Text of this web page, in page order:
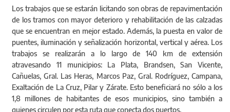
Los trabajos que se estarán licitando son obras de repavimentación
de los tramos con mayor deterioro y rehabilitación de las calzadas
que se encuentran en mejor estado. Además, la puesta en valor de
puentes, iluminación y señalización horizontal, vertical y aérea. Los
trabajos se realizarán a lo largo de 140 km de extensión
atravesando 11 municipios: La Plata, Brandsen, San Vicente,
Cañuelas, Gral. Las Heras, Marcos Paz, Gral. Rodríguez, Campana,
Exaltación de La Cruz, Pilar y Zárate. Esto beneficiará no sólo a los
1,8 millones de habitantes de esos municipios, sino también a
quienes circulen por esta ruta que conecta dos puertos.